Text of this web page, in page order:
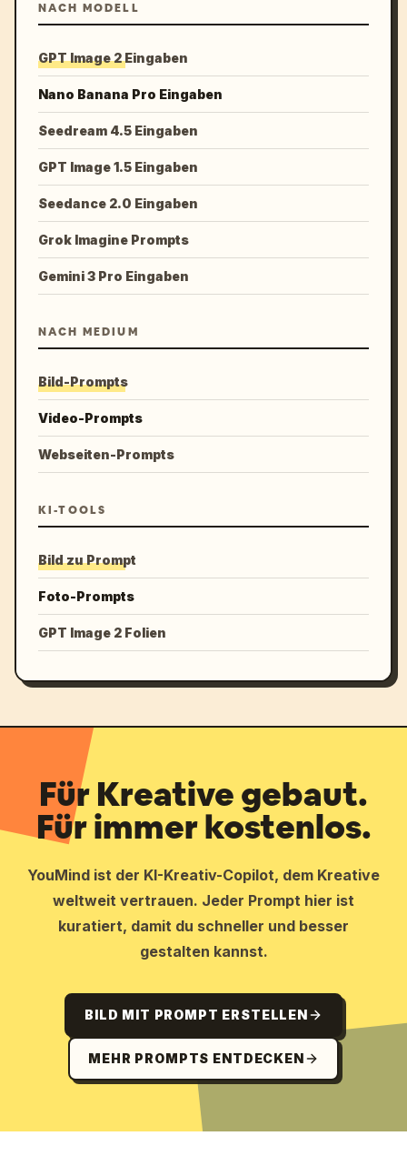
NACH MODELL
GPT Image 2 Eingaben
Nano Banana Pro Eingaben
Seedream 4.5 Eingaben
GPT Image 1.5 Eingaben
Seedance 2.0 Eingaben
Grok Imagine Prompts
Gemini 3 Pro Eingaben
NACH MEDIUM
Bild-Prompts
Video-Prompts
Webseiten-Prompts
KI-TOOLS
Bild zu Prompt
Foto-Prompts
GPT Image 2 Folien
Für Kreative gebaut.
Für immer kostenlos.
YouMind ist der KI-Kreativ-Copilot, dem Kreative
weltweit vertrauen. Jeder Prompt hier ist
kuratiert, damit du schneller und besser
gestalten kannst.
BILD MIT PROMPT ERSTELLEN
MEHR PROMPTS ENTDECKEN